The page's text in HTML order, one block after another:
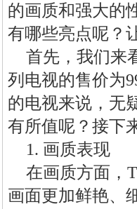
的画质和强大的
有哪些亮点呢？
首先，我们来
列电视的售价为
的电视来说，无
有所值呢？接下
1. 画质表现
在画质方面，
画面更加鲜艳、